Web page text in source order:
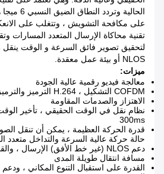
الحالية
على مكافحة التشويش ، وتتغلب على
تقنية محاكاة الإرسال المتعدد المسارات
لتحقيق تصوير فائق السرعة و الوقت ينقل
NLOS أو بيئة عمل معقدة.
ميزات:
معالجة فيديو رقمية عالية الجودة
COFDM التشكيل ، H.264 الترميز والترميز
الاهتزاز والصدمات المقاومة
نظام نقل في الوقت الحقيقي ، تأخير
300ms
قدرة الحركة العظيمة ، يمكن أن تنقل
حالة حركة عالية السرعة والتداخل متعدد
دعم NLOS (غير خط الأفق) الإرسال ، والقدرة الحيود قوية
مسافة انتقال طويلة المدى
القدرة على استقبال التنوع المكاني ،